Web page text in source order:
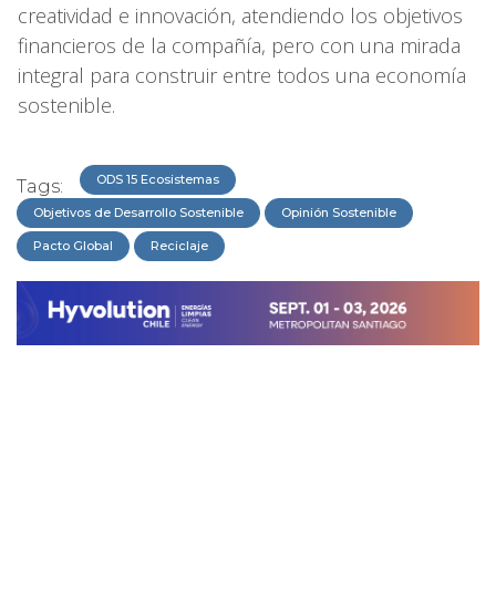
creatividad e innovación, atendiendo los objetivos
financieros de la compañía, pero con una mirada
integral para construir entre todos una economía
sostenible.
Tags: ODS 15 Ecosistemas
Objetivos de Desarrollo Sostenible Opinión Sostenible
Pacto Global Reciclaje